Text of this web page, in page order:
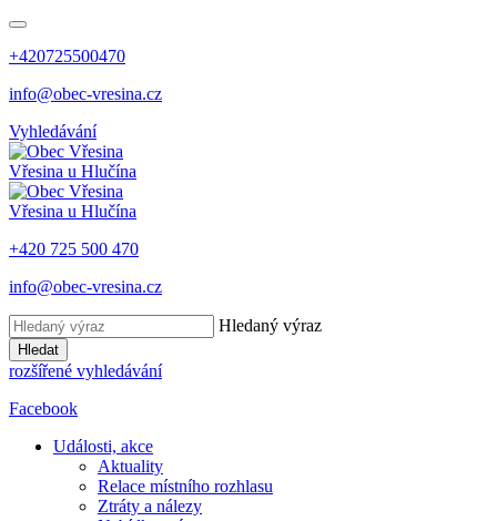
+420725500470
info@obec-vresina.cz
Vyhledávání
Vřesina u Hlučína
Vřesina u Hlučína
+420 725 500 470
info@obec-vresina.cz
Hledaný výraz
Hledat
rozšířené vyhledávání
Facebook
Události, akce
Aktuality
Relace místního rozhlasu
Ztráty a nálezy